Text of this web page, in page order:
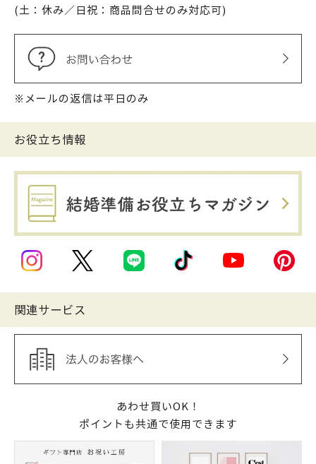
(土：休み／日祝：商品問合せのみ対応可)
※メールの返信は平日のみ
お役立ち情報
関連サービス
あわせ買いOK！
ポイントも共通で使用できます